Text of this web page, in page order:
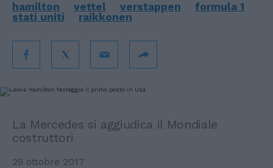
hamilton vettel verstappen
formula 1
stati uniti
raikkonen
La Mercedes si aggiudica il Mondiale
costruttori
29 ottobre 2017